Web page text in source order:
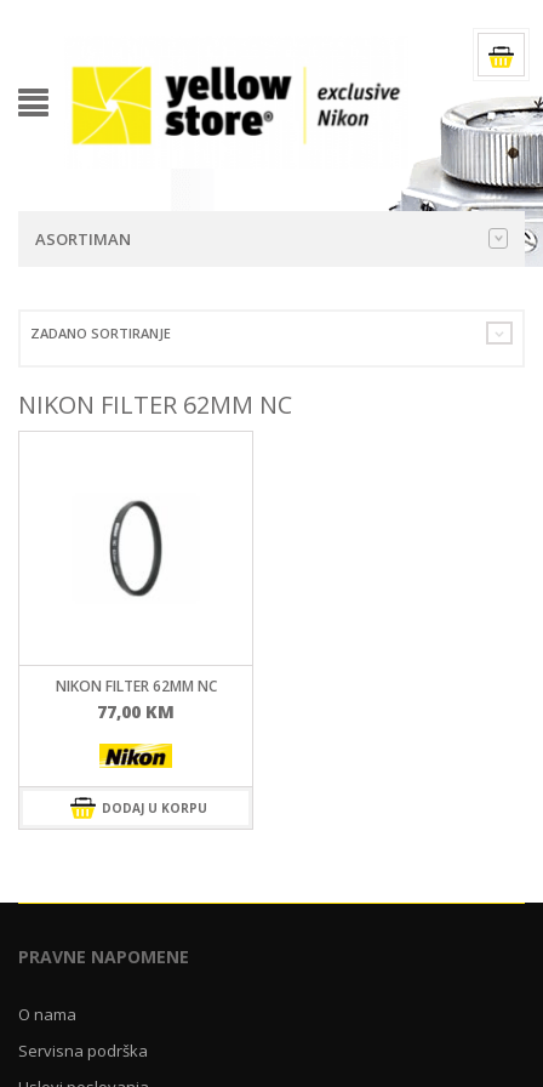
ASORTIMAN
ZADANO SORTIRANJE
NIKON FILTER 62MM NC
NIKON FILTER 62MM NC
77,00 KM
DODAJ U KORPU
PRAVNE NAPOMENE
O nama
Servisna podrška